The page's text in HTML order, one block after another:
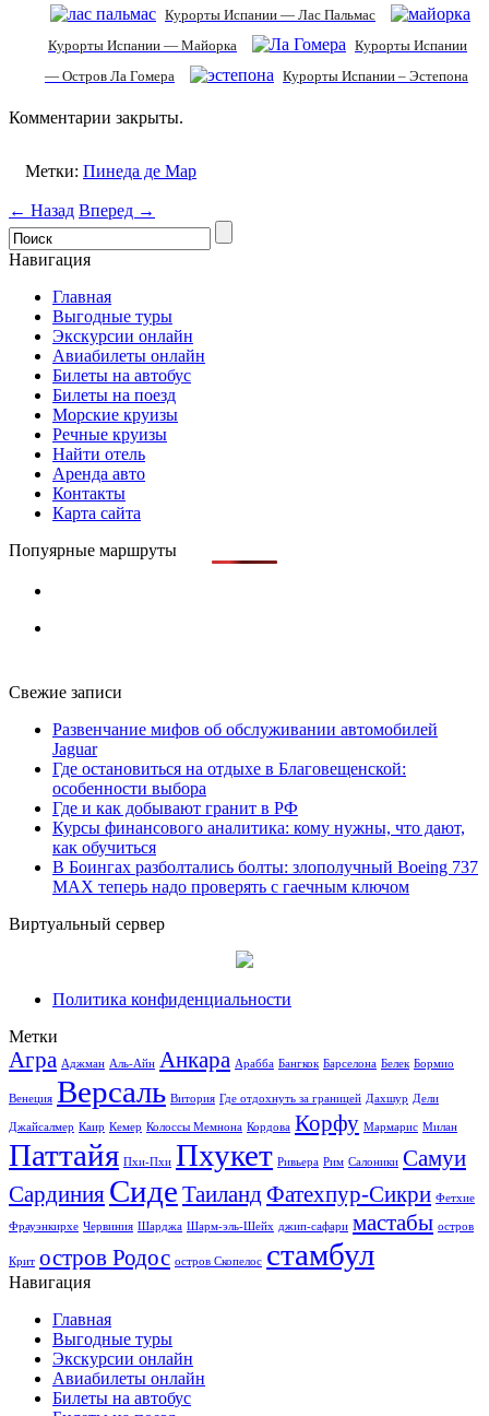
Курорты Испании — Лас Пальмас
Курорты Испании — Майорка
Курорты Испании
— Остров Ла Гомера
Курорты Испании – Эстепона
Комментарии закрыты.
Метки: Пинеда де Мар
← Назад Вперед →
Навигация
Главная
Выгодные туры
Экскурсии онлайн
Авиабилеты онлайн
Билеты на автобус
Билеты на поезд
Морские круизы
Речные круизы
Найти отель
Аренда авто
Контакты
Карта сайта
Попуярные маршруты
Свежие записи
Развенчание мифов об обслуживании автомобилей
Jaguar
Где остановиться на отдыхе в Благовещенской:
особенности выбора
Где и как добывают гранит в РФ
Курсы финансового аналитика: кому нужны, что дают,
как обучиться
В Боингах разболтались болты: злополучный Boeing 737
MAX теперь надо проверять с гаечным ключом
Виртуальный сервер
Политика конфиденциальности
Метки
Агра Аджман Аль-Айн Анкара Арабба Бангкок Барселона Белек Бормио
Венеция Версаль Витория Где отдохнуть за границей Дахшур Дели
Джайсалмер Каир Кемер Колоссы Мемнона Кордова Корфу Мармарис Милан
Паттайя Пхи-Пхи Пхукет Ривьера Рим Салоники Самуи
Сардиния Сиде ТаиландФатехпур-Сикри Фетхие
Фрауэнкирхе Червиния Шарджа Шарм-эль-Шейх джип-сафари мастабы остров
Крит остров Родос остров Скопелос стамбул
Навигация
Главная
Выгодные туры
Экскурсии онлайн
Авиабилеты онлайн
Билеты на автобус